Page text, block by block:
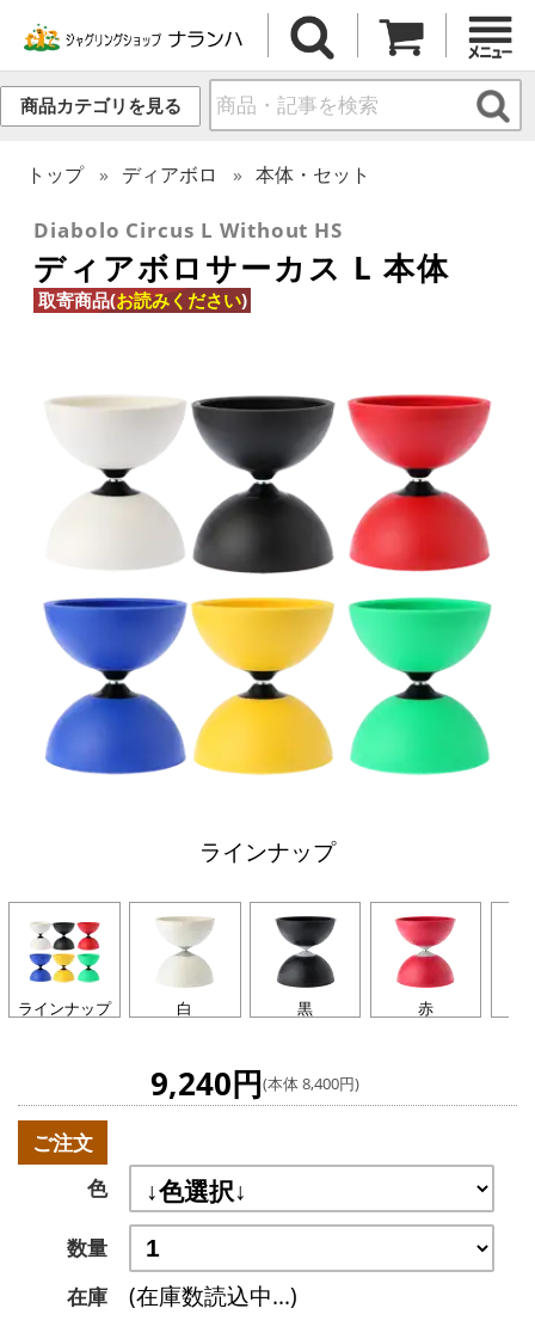
商品カテゴリを見る
トップ ディアボロ 本体・セット
Diabolo Circus L Without HS
ディアボロサーカス L 本体
取寄商品(お読みください)
ラインナップ
ラインナップ 白 黒 赤
9,240円(本体 8,400円)
ご注文
色
数量
在庫
(在庫数読込中...)